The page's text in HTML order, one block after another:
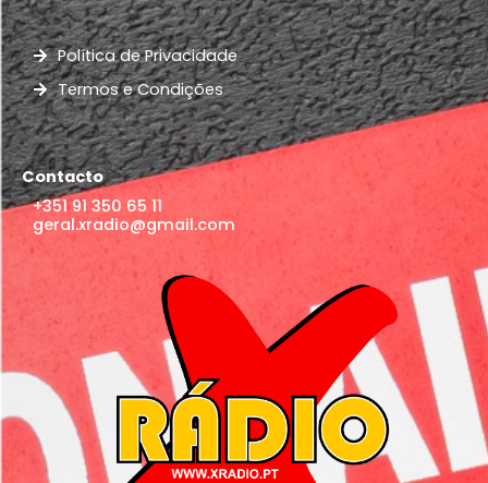
Política de Privacidade
Termos e Condições
Contacto
+351 91 350 65 11
geral.xradio@gmail.com